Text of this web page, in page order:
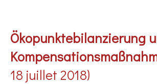
Ökopunktebilanzierung
18 juillet 2018)